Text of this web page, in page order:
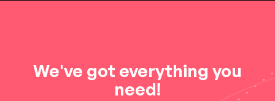
We've got everything you
need!